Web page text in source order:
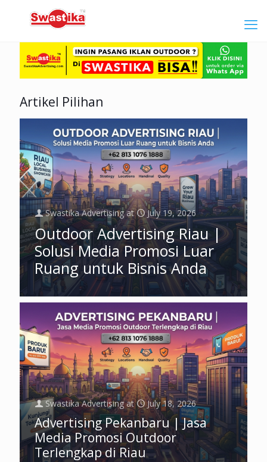
Artikel Pilihan
Swastika Advertising at July 19, 2026
Outdoor Advertising Riau |
Solusi Media Promosi Luar
Ruang untuk Bisnis Anda
Swastika Advertising at July 18, 2026
Advertising Pekanbaru | Jasa
Media Promosi Outdoor
Terlengkap di Riau